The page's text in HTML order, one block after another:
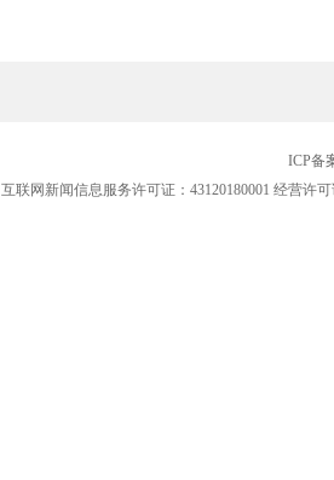
ICP备
互联网新闻信息服务许可证：43120180001 经营许可